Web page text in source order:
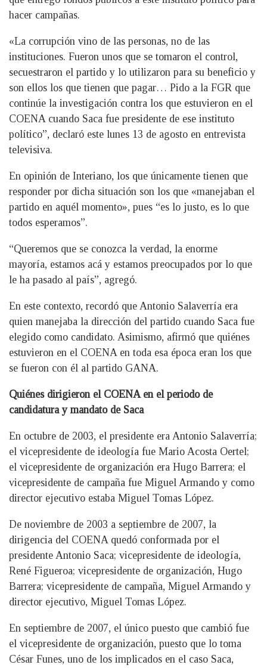
hacer campañas.
«La corrupción vino de las personas, no de las
instituciones. Fueron unos que se tomaron el control,
secuestraron el partido y lo utilizaron para su beneficio y
son ellos los que tienen que pagar… Pido a la FGR que
continúe la investigación contra los que estuvieron en el
COENA cuando Saca fue presidente de ese instituto
político”, declaró este lunes 13 de agosto en entrevista
televisiva.
En opinión de Interiano, los que únicamente tienen que
responder por dicha situación son los que «manejaban el
partido en aquél momento», pues “es lo justo, es lo que
todos esperamos”.
“Queremos que se conozca la verdad, la enorme
mayoría, estamos acá y estamos preocupados por lo que
le ha pasado al país”, agregó.
En este contexto, recordó que Antonio Salaverría era
quien manejaba la dirección del partido cuando Saca fue
elegido como candidato. Asimismo, afirmó que quiénes
estuvieron en el COENA en toda esa época eran los que
se fueron con él al partido GANA.
Quiénes dirigieron el COENA en el periodo de
candidatura y mandato de Saca
En octubre de 2003, el presidente era Antonio Salaverría;
el vicepresidente de ideología fue Mario Acosta Oertel;
el vicepresidente de organización era Hugo Barrera; el
vicepresidente de campaña fue Miguel Armando y como
director ejecutivo estaba Miguel Tomas López.
De noviembre de 2003 a septiembre de 2007, la
dirigencia del COENA quedó conformada por el
presidente Antonio Saca; vicepresidente de ideología,
René Figueroa; vicepresidente de organización, Hugo
Barrera; vicepresidente de campaña, Miguel Armando y
director ejecutivo, Miguel Tomas López.
En septiembre de 2007, el único puesto que cambió fue
el vicepresidente de organización, puesto que lo toma
César Funes, uno de los implicados en el caso Saca,